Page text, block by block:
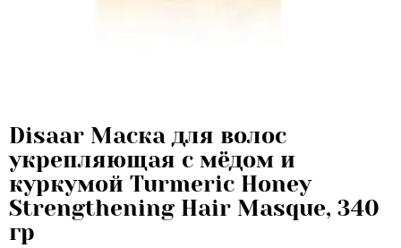
Disaar Маска для волос
укрепляющая с мёдом и
куркумой Turmeric Honey
Strengthening Hair Masque, 340
гр